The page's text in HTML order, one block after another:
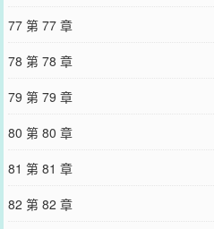
77 第 77 章
78 第 78 章
79 第 79 章
80 第 80 章
81 第 81 章
82 第 82 章